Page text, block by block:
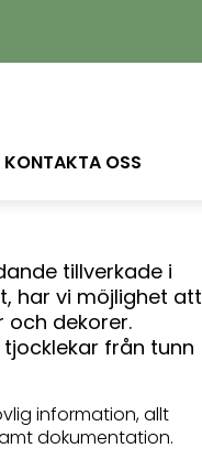
KONTAKTA OSS
tillverkade i
har vi möjlighet att
och dekorer.
från tunn
information, allt
dokumentation.